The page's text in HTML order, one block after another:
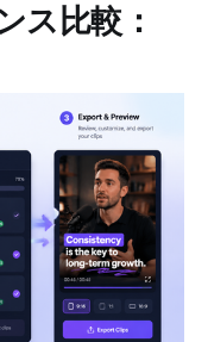
ス比較：